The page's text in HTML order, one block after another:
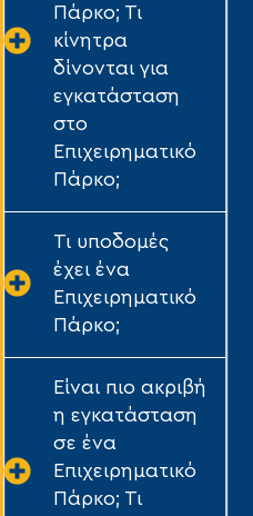
Πάρκο; Τι
κίνητρα
δίνονται για
εγκατάσταση
στο
Επιχειρηματικό
Πάρκο;
Τι υποδομές
έχει ένα
Επιχειρηματικό
Πάρκο;
Είναι πιο ακριβή
η εγκατάσταση
σε ένα
Επιχειρηματικό
Πάρκο; Τι